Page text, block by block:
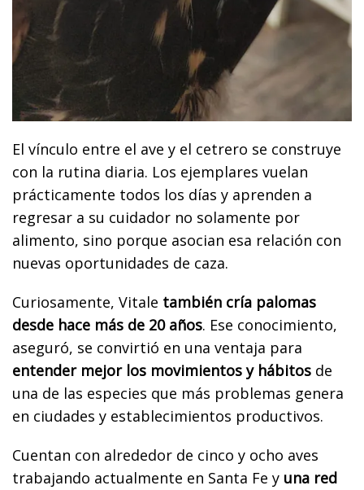
El vínculo entre el ave y el cetrero se construye
con la rutina diaria. Los ejemplares vuelan
prácticamente todos los días y aprenden a
regresar a su cuidador no solamente por
alimento, sino porque asocian esa relación con
nuevas oportunidades de caza.
Curiosamente, Vitale también cría palomas
desde hace más de 20 años. Ese conocimiento,
aseguró, se convirtió en una ventaja para
entender mejor los movimientos y hábitos de
una de las especies que más problemas genera
en ciudades y establecimientos productivos.
Cuentan con alrededor de cinco y ocho aves
trabajando actualmente en Santa Fe y una red